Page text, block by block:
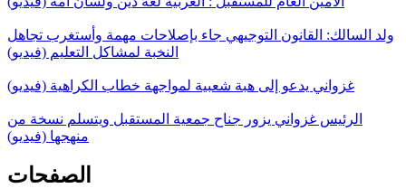
ولد السالك: القانون التوجيهي جاء بإصلاحات مهمة وأستغرب تجاهل
النخبة لمشاكل التعليم (فيديو)
غزواني يدعو إلى هبة شعبية لمواجهة خطاب الكراهية (فيديو)
الرئيس غزواني يزور جناح جمعية المستقبل ويتسلم نسخة من
منهجها (فيديو)
الصفحات